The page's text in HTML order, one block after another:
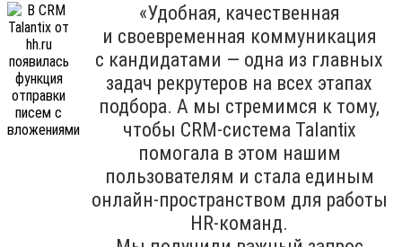
«Удобная, качественная
и своевременная коммуникация
с кандидатами — одна из главных
задач рекрутеров на всех этапах
подбора. А мы стремимся к тому,
чтобы CRM-система Talantix
помогала в этом нашим
пользователям и стала единым
онлайн-пространством для работы
HR-команд.